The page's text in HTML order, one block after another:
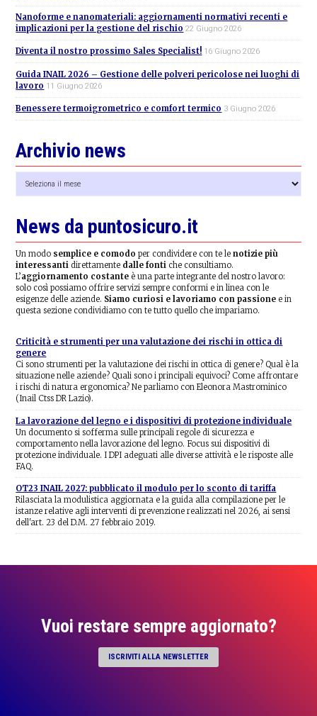
Nanoforme e nanomateriali: aggiornamenti normativi recenti e
implicazioni per la gestione del rischio 22 Giugno 2026
Diventa il nostro prossimo Sales Specialist! 16 Giugno 2026
Guida INAIL 2026 – Gestione delle polveri pericolose nei luoghi di
lavoro 11 Giugno 2026
Benessere termoigrometrico e comfort termico 3 Giugno 2026
Archivio news
news
News da puntosicuro.it
Un modo semplice e comodo per condividere con te lenotizie più
interessanti direttamente dalle fonti che consultiamo.
L’aggiornamento costante è una parte integrante del nostro lavoro:
solo così possiamo offrire servizi sempre conformi e in linea con le
esigenze delle aziende. Siamo curiosi e lavoriamo con passione e in
questa sezione condividiamo con te tutto quello che impariamo.
Criticità e strumenti per una valutazione dei rischi in ottica di
genere
Ci sono strumenti per la valutazione dei rischi in ottica di genere? Qual è la
situazione nelle aziende? Quali sono i principali equivoci? Come affrontare
i rischi di natura ergonomica? Ne parliamo con Eleonora Mastrominico
(Inail Ctss DR Lazio).
La lavorazione del legno e i dispositivi di protezione individuale
Un documento si sofferma sulle principali regole di sicurezza e
comportamento nella lavorazione del legno. Focus sui dispositivi di
protezione individuale. I DPI adeguati alle diverse attività e le risposte alle
FAQ.
OT23 INAIL 2027: pubblicato il modulo per lo sconto di tariffa
Rilasciata la modulistica aggiornata e la guida alla compilazione per le
istanze relative agli interventi di prevenzione realizzati nel 2026, ai sensi
dell'art. 23 del D.M. 27 febbraio 2019.
Vuoi restare sempre aggiornato?
ISCRIVITI ALLA NEWSLETTER